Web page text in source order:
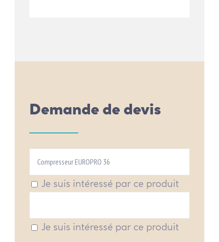
Demande de devis
Je suis intéressé par ce produit
Je suis intéressé par ce produit